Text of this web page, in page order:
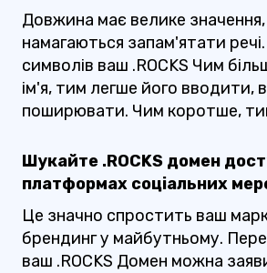
Довжина має велике
намагаються запам'ятати
символів ваш .ROCKS Чим
ім'я, тим легше його вводити,
поширювати. Чим коротше,
Шукайте .ROCKS домен
платформах соціальних
Це значно спростить ваш
брендинг у майбутньому.
ваш .ROCKS Домен можна